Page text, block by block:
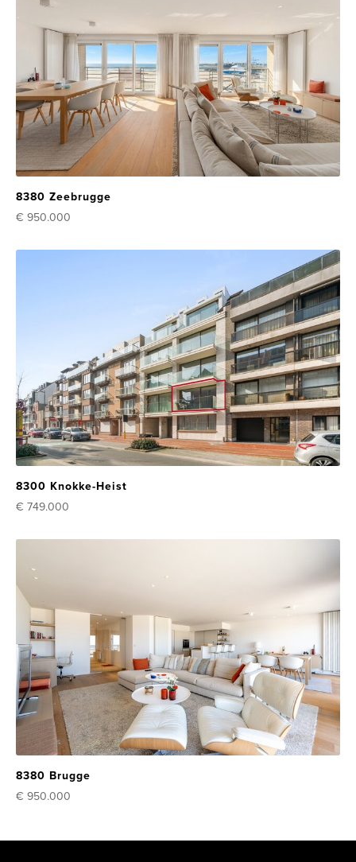
8380 Zeebrugge
€ 950.000
8300 Knokke-Heist
€ 749.000
8380 Brugge
€ 950.000